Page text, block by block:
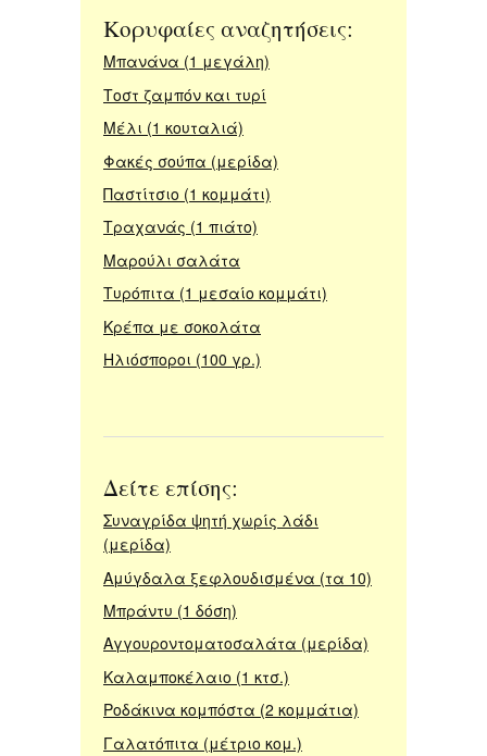
Κορυφαίες αναζητήσεις:
Μπανάνα (1 μεγάλη)
Τοστ ζαμπόν και τυρί
Μέλι (1 κουταλιά)
Φακές σούπα (μερίδα)
Παστίτσιο (1 κομμάτι)
Τραχανάς (1 πιάτο)
Μαρούλι σαλάτα
Τυρόπιτα (1 μεσαίο κομμάτι)
Κρέπα με σοκολάτα
Ηλιόσποροι (100 γρ.)
Δείτε επίσης:
Συναγρίδα ψητή χωρίς λάδι
(μερίδα)
Αμύγδαλα ξεφλουδισμένα (τα 10)
Μπράντυ (1 δόση)
Αγγουροντοματοσαλάτα (μερίδα)
Καλαμποκέλαιο (1 κτσ.)
Ροδάκινα κομπόστα (2 κομμάτια)
Γαλατόπιτα (μέτριο κομ.)